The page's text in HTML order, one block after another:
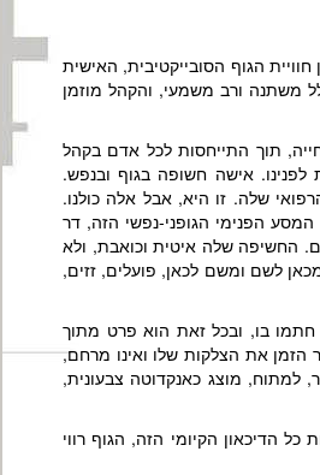
הגוף הסובייקטיבית, האישית
משתנה ורב משמעי, והקהל מוזמן
תוך התייחסות לכל אדם בקהל
אישה חשופה בגוף ובנפש.
שלה. זו היא, אבל אלה כולנו.
הפנימי הגופני-נפשי הזה, דר
החשיפה שלה איטית וכואבת, ולא
לשם ומשם לכאן, פועלים, זזים,
חתמו בו, ובכל זאת הוא פרט מתוך
הזמן את הצלקות שלו ואינו מרחם,
למתוח, מוצג כאנקדוטה צבעונית,
הדיכאון הקיומי הזה, הגוף רווי